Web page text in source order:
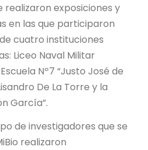
realizaron exposiciones y
en las que participaron
cuatro instituciones
Liceo Naval Militar
Nº7 “Justo José de
De La Torre y la
García”.
de investigadores que se
realizaron